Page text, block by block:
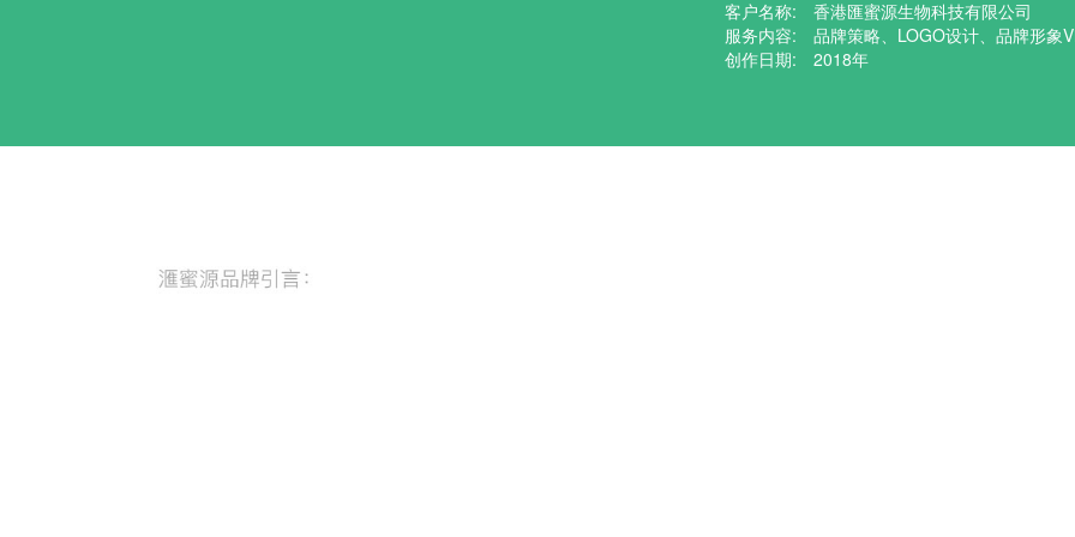
客户名称: 香港匯蜜源生物科技有限公司
服务内容: 品牌策略、LOGO设计、品牌形象
创作日期: 2018年